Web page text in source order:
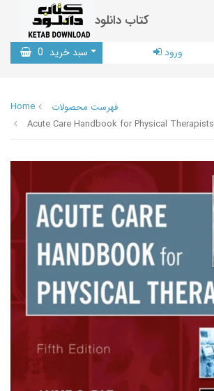
کتاب دانلود
سبد خرید 0 ورود
Home
فهرست محصولات
Acute Care Handbook for Physical Therapists